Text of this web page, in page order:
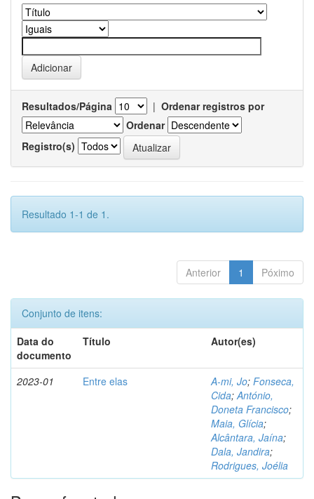
Resultados/Página | Ordenar registros por
Ordenar
Registro(s)
Resultado 1-1 de 1.
Anterior 1 Póximo
Conjunto de itens:
Data do
documento
Título Autor(es)
2023-01 Entre elas A-mi, Jo; Fonseca,
Cida;António,
Doneta Francisco;
Maia, Glícia;
Alcântara, Jaína;
Dala, Jandira;
Rodrigues, Joélia